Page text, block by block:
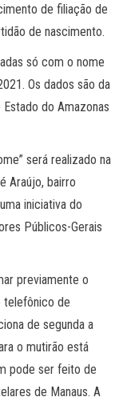
de filiação de
de nascimento.
só com o nome
Os dados são da
do Amazonas
será realizado na
Araújo, bairro
iniciativa do
Públicos-Gerais
previamente o
telefônico de
de segunda a
o mutirão está
pode ser feito de
de Manaus. A